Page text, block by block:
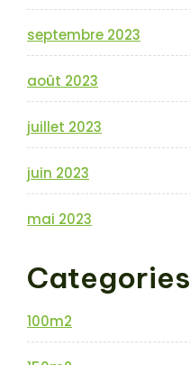
septembre 2023
août 2023
juillet 2023
juin 2023
mai 2023
Categories
100m2